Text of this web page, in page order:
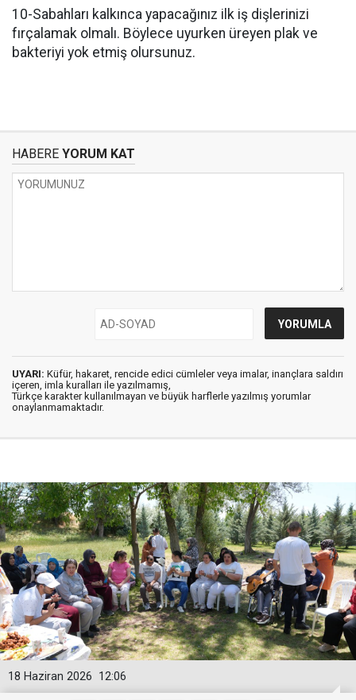
10-Sabahları kalkınca yapacağınız ilk iş dişlerinizi
fırçalamak olmalı. Böylece uyurken üreyen plak ve
bakteriyi yok etmiş olursunuz.
HABERE YORUM KAT
UYARI: Küfür, hakaret, rencide edici cümleler veya imalar, inançlara saldırı
içeren, imla kuralları ile yazılmamış,
Türkçe karakter kullanılmayan ve büyük harflerle yazılmış yorumlar
onaylanmamaktadır.
12:06
18 Haziran 2026